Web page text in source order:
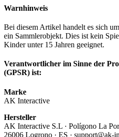
Warnhinweis
Bei diesem Artikel handelt es sich
ein Sammlerobjekt. Dies ist kein
Kinder unter 15 Jahren geeignet.
Verantwortlicher im Sinne der
(GPSR) ist:
Marke
AK Interactive
Hersteller
AK Interactive S.L · Polígono La
26006 Logrono · ES · support@ak-